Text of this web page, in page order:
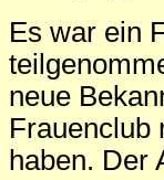
Es war ein
neue
Frauenclub
haben. Der